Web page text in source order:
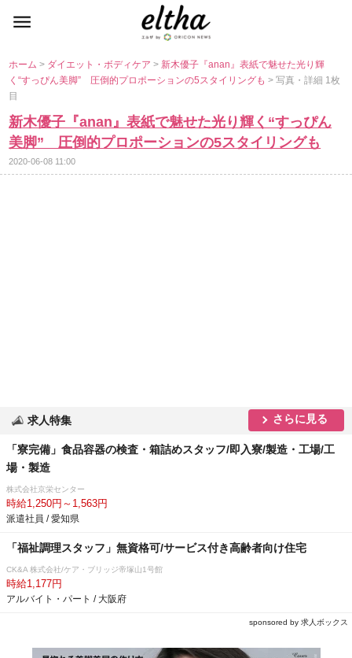
ホーム> ダイエット・ボディケア> 新木優子『anan』表紙で魅せた光り輝
く“すっぴん美脚” 圧倒的プロポーションの5スタイリングも> 写真・詳細 1枚
目
新木優子『anan』表紙で魅せた光り輝く“すっぴん
美脚” 圧倒的プロポーションの5スタイリングも
2020-06-08 11:00
求人特集 さらに見る
「寮完備」食品容器の検査・箱詰めスタッフ/即入寮/製造・工場/工
場・製造
株式会社京栄センター
時給1,250円～1,563円
派遣社員 / 愛知県
「福祉調理スタッフ」無資格可/サービス付き高齢者向け住宅
CK&A 株式会社/ケア・ブリッジ帝塚山1号館
時給1,177円
アルバイト・パート / 大阪府
sponsored by 求人ボックス